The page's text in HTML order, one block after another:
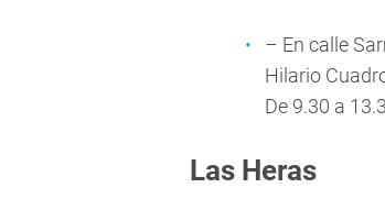
– En calle
Hilario
De 9.30 a
Las Heras